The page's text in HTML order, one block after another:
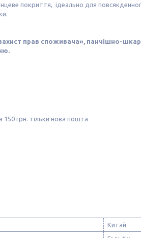
покриття, ідеально для
прав споживача», панчішно-
грн. тільки нова пошта
Китай